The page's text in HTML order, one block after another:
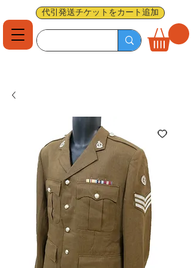
代引発送チケットをカート追加